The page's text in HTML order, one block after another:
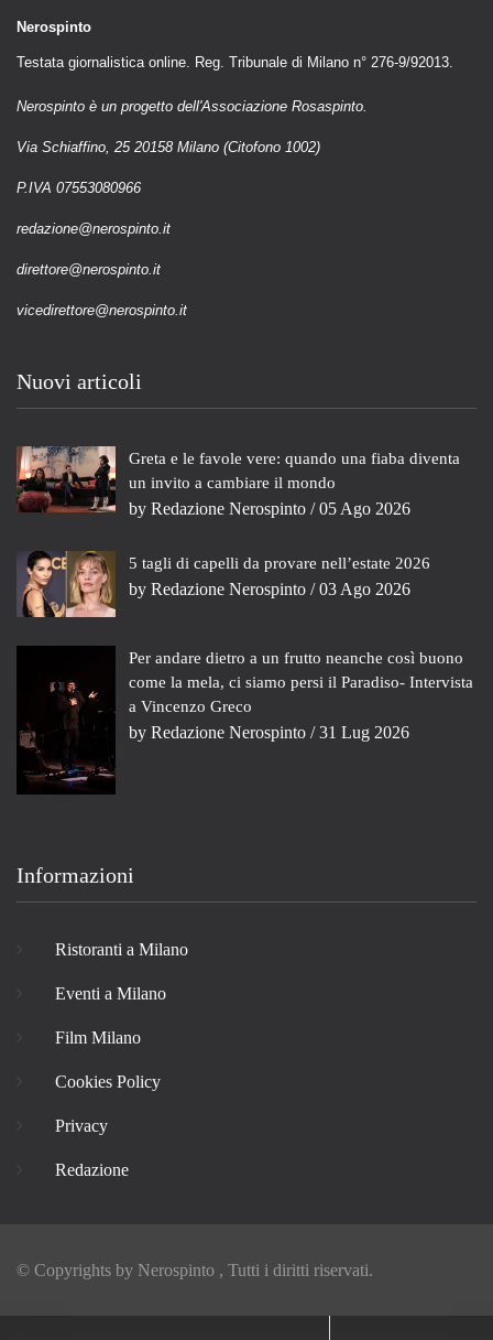
Nerospinto
Testata giornalistica online. Reg. Tribunale di Milano n° 276-9/92013.
Nerospinto è un progetto dell'Associazione Rosaspinto.
Via Schiaffino, 25 20158 Milano (Citofono 1002)
P.IVA 07553080966
redazione@nerospinto.it
direttore@nerospinto.it
vicedirettore@nerospinto.it
Nuovi articoli
Greta e le favole vere: quando una fiaba diventa
un invito a cambiare il mondo
by Redazione Nerospinto / 05 Ago 2026
5 tagli di capelli da provare nell’estate 2026
by Redazione Nerospinto / 03 Ago 2026
Per andare dietro a un frutto neanche così buono
come la mela, ci siamo persi il Paradiso- Intervista
a Vincenzo Greco
by Redazione Nerospinto / 31 Lug 2026
Informazioni
Ristoranti a Milano
Eventi a Milano
Film Milano
Cookies Policy
Privacy
Redazione
© Copyrights by Nerospinto , Tutti i diritti riservati.